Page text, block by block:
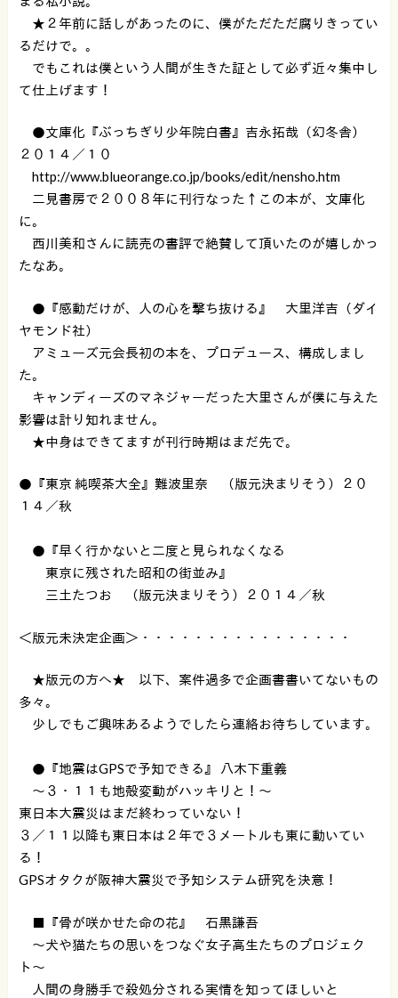
★２年前に話しがあったのに、僕がただただ腐りきってい
るだけで。。
でもこれは僕という人間が生きた証として必ず近々集中し
て仕上げます！
●文庫化『ぶっちぎり少年院白書』吉永拓哉（幻冬舎）
２０１４／１０
http://www.blueorange.co.jp/books/edit/nensho.htm
二見書房で２００８年に刊行なった↑この本が、文庫化
に。
西川美和さんに読売の書評で絶賛して頂いたのが嬉しかっ
たなあ。
●『感動だけが、人の心を撃ち抜ける』 大里洋吉（ダイ
ヤモンド社）
アミューズ元会長初の本を、プロデュース、構成しまし
た。
キャンディーズのマネジャーだった大里さんが僕に与えた
影響は計り知れません。
★中身はできてますが刊行時期はまだ先で。
●『東京 純喫茶大全』難波里奈 （版元決まりそう）２０
１４／秋
●『早く行かないと二度と見られなくなる
東京に残された昭和の街並み』
三土たつお （版元決まりそう）２０１４／秋
＜版元未決定企画＞・・・・・・・・・・・・・・・・
★版元の方へ★ 以下、案件過多で企画書書いてないもの
多々。
少しでもご興味あるようでしたら連絡お待ちしています。
●『地震はGPSで予知できる』 八木下重義
〜３・１１も地殻変動がハッキリと！〜
東日本大震災はまだ終わっていない！
３／１１以降も東日本は２年で３メートルも東に動いてい
る！
GPSオタクが阪神大震災で予知システム研究を決意！
■『骨が咲かせた命の花』 石黒謙吾
〜犬や猫たちの思いをつなぐ女子高生たちのプロジェク
ト〜
人間の身勝手で殺処分される実情を知ってほしいと